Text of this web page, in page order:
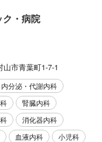
ク・病院
山市青葉町1-7-1
内分泌・代謝内科
腎臓内科
消化器内科
血液内科
小児科